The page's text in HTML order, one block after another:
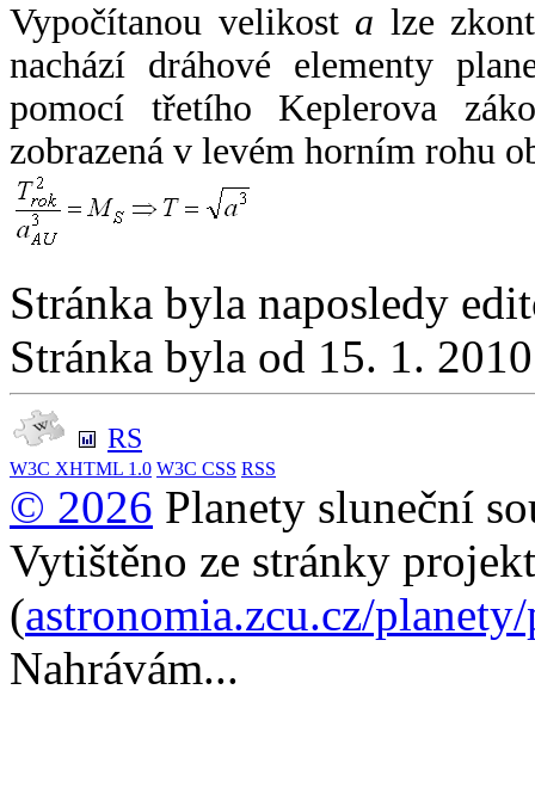
Vypočítanou velikost a lze
nachází dráhové elementy
pomocí třetího Keplerova
zobrazená v levém horním rohu
Stránka byla naposledy
Stránka byla od 15. 1.
RS
W3C XHTML 1.0 W3C CSS RSS
© 2026 Planety sluneční
Vytištěno ze stránky
(astronomia.zcu.cz/
Nahrávám...